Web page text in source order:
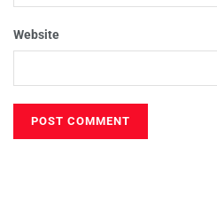
Website